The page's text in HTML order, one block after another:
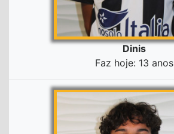
Dinis
Faz hoje: 13 anos